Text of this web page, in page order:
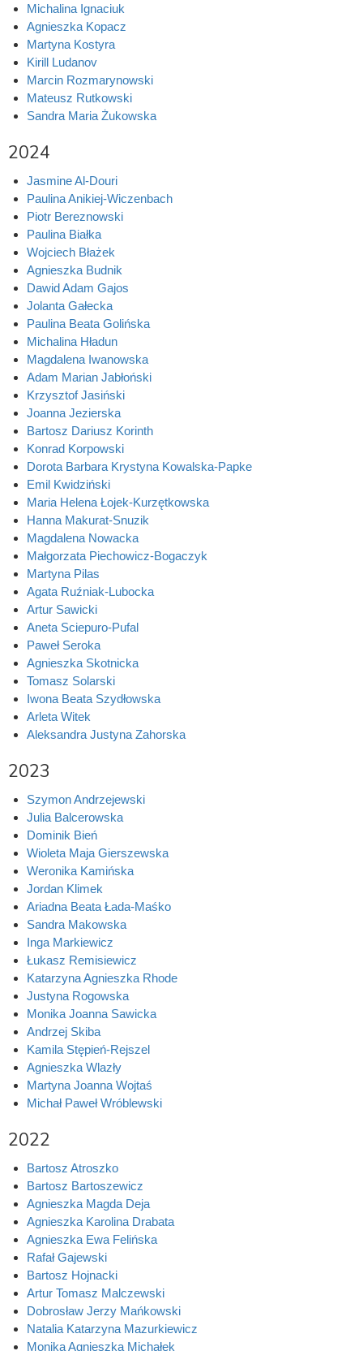
Michalina Ignaciuk
Agnieszka Kopacz
Martyna Kostyra
Kirill Ludanov
Marcin Rozmarynowski
Mateusz Rutkowski
Sandra Maria Żukowska
2024
Jasmine Al-Douri
Paulina Anikiej-Wiczenbach
Piotr Bereznowski
Paulina Białka
Wojciech Błażek
Agnieszka Budnik
Dawid Adam Gajos
Jolanta Gałecka
Paulina Beata Golińska
Michalina Hładun
Magdalena Iwanowska
Adam Marian Jabłoński
Krzysztof Jasiński
Joanna Jezierska
Bartosz Dariusz Korinth
Konrad Korpowski
Dorota Barbara Krystyna Kowalska-Papke
Emil Kwidziński
Maria Helena Łojek-Kurzętkowska
Hanna Makurat-Snuzik
Magdalena Nowacka
Małgorzata Piechowicz-Bogaczyk
Martyna Pilas
Agata Ruźniak-Lubocka
Artur Sawicki
Aneta Sciepuro-Pufal
Paweł Seroka
Agnieszka Skotnicka
Tomasz Solarski
Iwona Beata Szydłowska
Arleta Witek
Aleksandra Justyna Zahorska
2023
Szymon Andrzejewski
Julia Balcerowska
Dominik Bień
Wioleta Maja Gierszewska
Weronika Kamińska
Jordan Klimek
Ariadna Beata Łada-Maśko
Sandra Makowska
Inga Markiewicz
Łukasz Remisiewicz
Katarzyna Agnieszka Rhode
Justyna Rogowska
Monika Joanna Sawicka
Andrzej Skiba
Kamila Stępień-Rejszel
Agnieszka Wlazły
Martyna Joanna Wojtaś
Michał Paweł Wróblewski
2022
Bartosz Atroszko
Bartosz Bartoszewicz
Agnieszka Magda Deja
Agnieszka Karolina Drabata
Agnieszka Ewa Felińska
Rafał Gajewski
Bartosz Hojnacki
Artur Tomasz Malczewski
Dobrosław Jerzy Mańkowski
Natalia Katarzyna Mazurkiewicz
Monika Agnieszka Michałek